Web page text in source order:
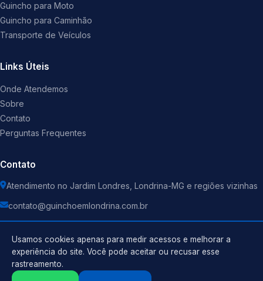
Guincho para Moto
Guincho para Caminhão
Transporte de Veículos
Links Úteis
Onde Atendemos
Sobre
Contato
Perguntas Frequentes
Contato
Atendimento no Jardim Londres, Londrina-MG e regiões vizinhas
contato@guinchoemlondrina.com.br
Usamos cookies apenas para medir acessos e melhorar a
experiência do site. Você pode aceitar ou recusar esse
rastreamento.